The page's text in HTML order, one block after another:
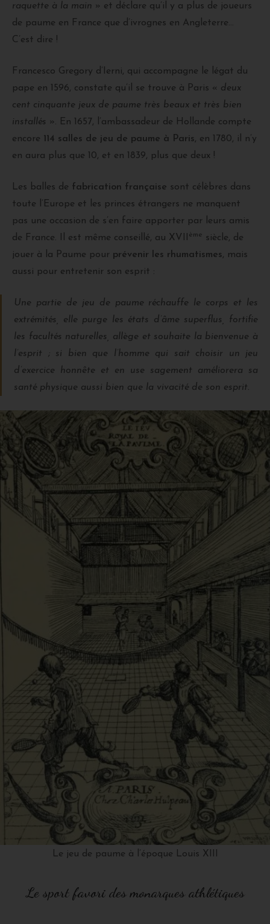
raquette à la main » et déclare qu’il y a plus de joueurs
de paume en France que d’ivrognes en Angleterre…
C’est dire !
Francesco Gregory d’Ierni, qui accompagne le légat du
pape en 1596, constate qu’il se trouve à Paris « deux
cent cinquante jeux de paume très beaux et très bien
installés ». En 1657, l’ambassadeur de Hollande compte
encore 114 salles de jeu de paume à Paris, en 1780, il n’y
en aura plus que 10, et en 1839, plus que deux !
Les balles de fabrication française sont célèbres dans
toute l’Europe et les princes étrangers ne manquent
pas une occasion de s’en faire apporter par leurs amis
de France. Il est même conseillé, au XVII
ème
siècle, de
jouer à la Paume pour prévenir les rhumatismes, mais
aussi pour entretenir son esprit :
Une partie de jeu de paume réchauffe le corps et les
extrémités, elle purge les états d’âme superflus, fortifie
les facultés naturelles, allège et souhaite la bienvenue à
l’esprit ; si bien que l’homme qui sait choisir un jeu
d’exercice honnête et en use sagement améliorera sa
santé physique aussi bien que la vivacité de son esprit.
Le jeu de paume à l’époque Louis XIII
Le sport favori des monarques athlétiques